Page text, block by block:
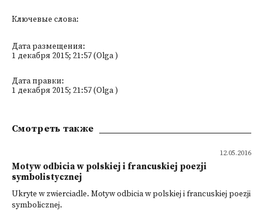
Ключевые слова:
Дата размещения:
1 декабря 2015; 21:57 (Olga )
Дата правки:
1 декабря 2015; 21:57 (Olga )
Смотреть также
12.05.2016
Motyw odbicia w polskiej i francuskiej poezji
symbolistycznej
Ukryte w zwierciadle. Motyw odbicia w polskiej i francuskiej poezji
symbolicznej.